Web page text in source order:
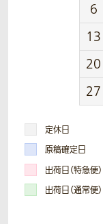
6
13
20
27
定休日
原稿確定日
出荷日（特急便）
出荷日（通常便）